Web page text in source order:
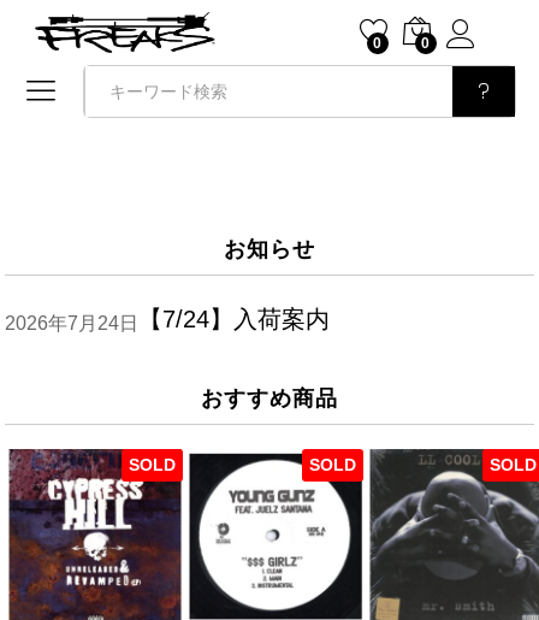
0 0
お知らせ
【7/24】入荷案内
2026年7月24日
おすすめ商品
SOLD SOLD SOLD